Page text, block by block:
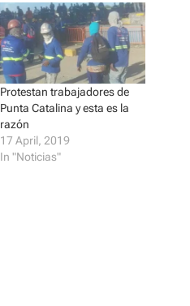
Protestan trabajadores de
Punta Catalina y esta es la
razón
17 April, 2019
In "Noticias"